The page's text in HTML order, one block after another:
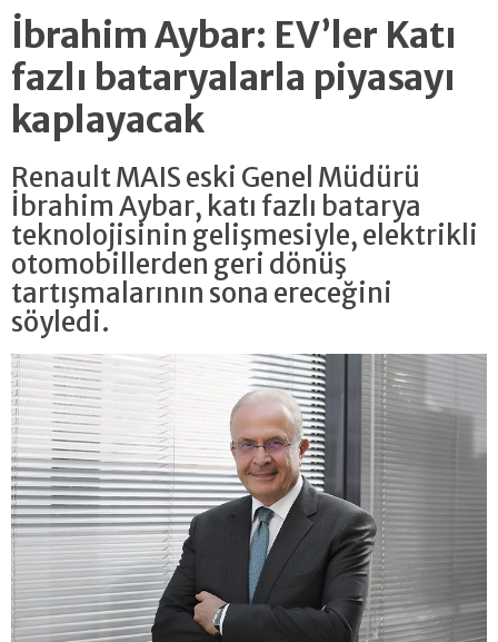
İbrahim Aybar: EV’ler Katı
fazlı bataryalarla piyasayı
kaplayacak
Renault MAIS eski Genel Müdürü
İbrahim Aybar, katı fazlı batarya
teknolojisinin gelişmesiyle, elektrikli
otomobillerden geri dönüş
tartışmalarının sona ereceğini
söyledi.